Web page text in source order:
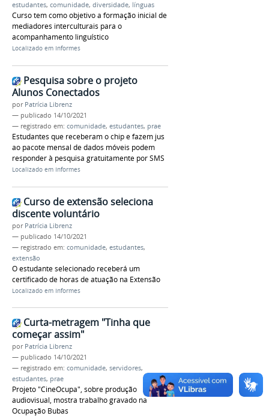
estudantes, comunidade, diversidade, línguas
Curso tem como objetivo a formação inicial de
mediadores interculturais para o
acompanhamento linguístico
Localizado em Informes
Pesquisa sobre o projeto
Alunos Conectados
por Patrícia Librenz
— publicado 14/10/2021
— registrado em: comunidade, estudantes, prae
Estudantes que receberam o chip e fazem jus
ao pacote mensal de dados móveis podem
responder à pesquisa gratuitamente por SMS
Localizado em Informes
Curso de extensão seleciona
discente voluntário
por Patrícia Librenz
— publicado 14/10/2021
— registrado em: comunidade, estudantes,
extensão
O estudante selecionado receberá um
certificado de horas de atuação na Extensão
Localizado em Informes
Curta-metragem "Tinha que
começar assim"
por Patrícia Librenz
— publicado 14/10/2021
— registrado em: comunidade, servidores,
estudantes, prae
Projeto "CineOcupa", sobre produção
audiovisual, mostra trabalho gravado na
Ocupação Bubas